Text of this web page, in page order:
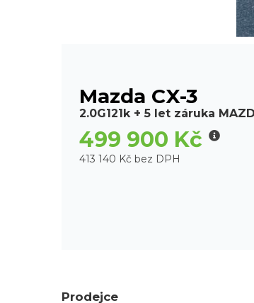
Mazda CX-3
2.0G121k + 5 let záruka
499 900 Kč
413 140 Kč bez DPH
Prodejce